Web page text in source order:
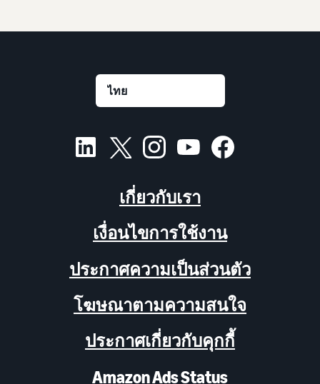
เกี่ยวกับเรา
เงื่อนไขการใช้งาน
ประกาศความเป็นส่วนตัว
โฆษณาตามความสนใจ
ประกาศเกี่ยวกับคุกกี้
Amazon Ads Status